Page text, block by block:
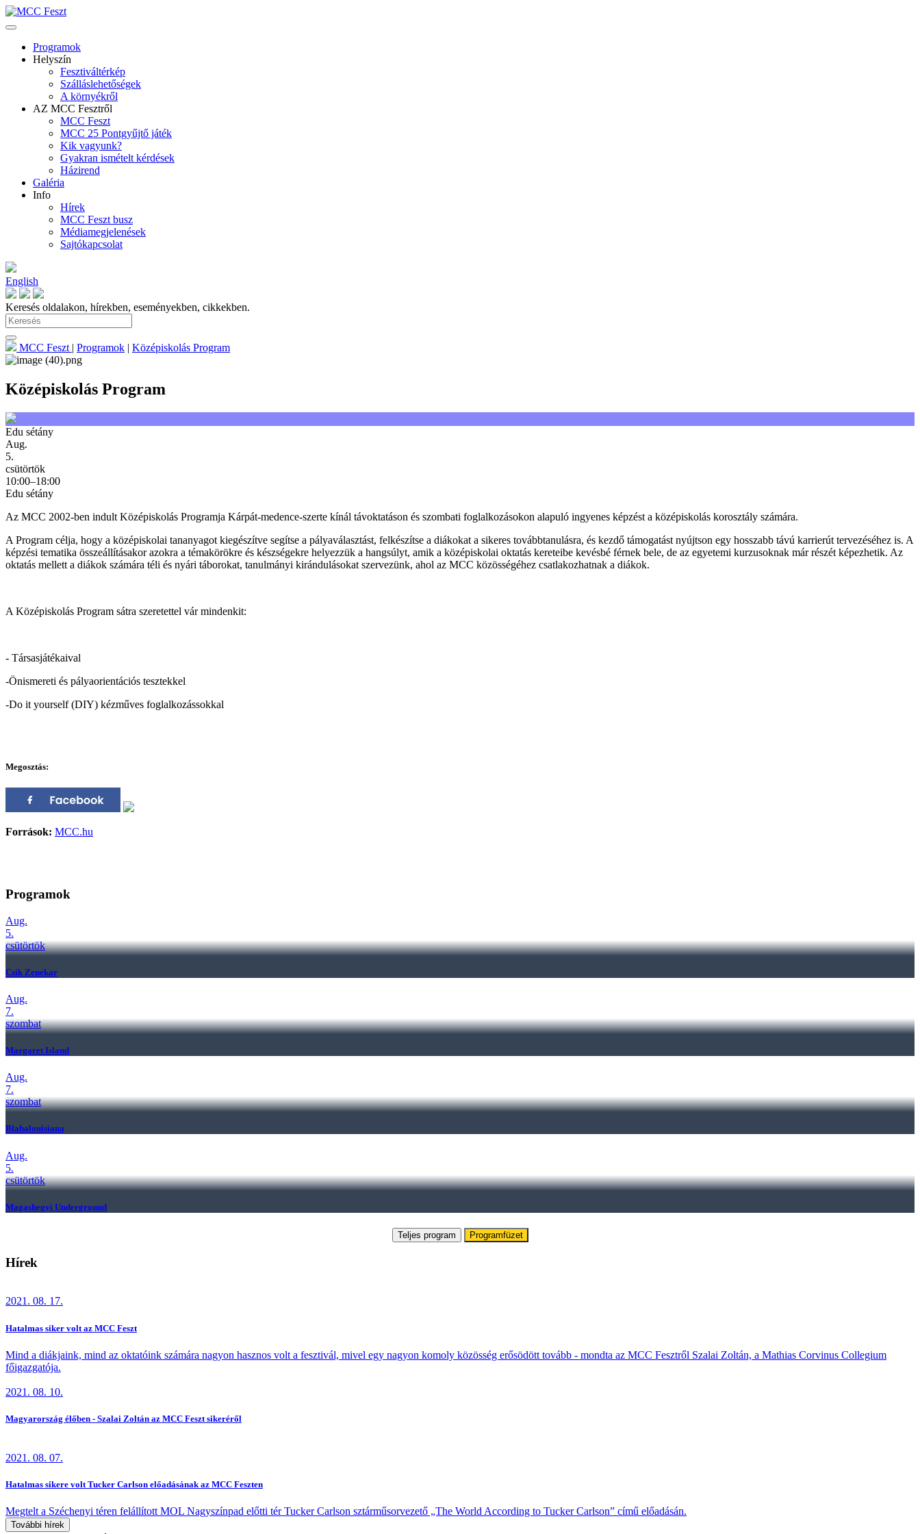
Programok
Helyszín
Fesztiváltérkép
Szálláslehetőségek
A környékről
AZ MCC Fesztről
MCC Feszt
MCC 25 Pontgyűjtő játék
Kik vagyunk?
Gyakran ismételt kérdések
Házirend
Galéria
Info
Hírek
MCC Feszt busz
Médiamegjelenések
Sajtókapcsolat
English
Keresés oldalakon, hírekben, eseményekben, cikkekben.
MCC Feszt | Programok | Középiskolás Program
Középiskolás Program
Edu sétány
Aug.
5.
csütörtök
10:00–18:00
Edu sétány
Az MCC 2002-ben indult Középiskolás Programja Kárpát-medence-szerte kínál távoktatáson és szombati foglalkozásokon alapuló ingyenes képzést a középiskolás korosztály számára.
A Program célja, hogy a középiskolai tananyagot kiegészítve segítse a pályaválasztást, felkészítse a diákokat a sikeres továbbtanulásra, és kezdő támogatást nyújtson egy hosszabb távú karrierút tervezéséhez is. A
képzési tematika összeállításakor azokra a témakörökre és készségekre helyezzük a hangsúlyt, amik a középiskolai oktatás kereteibe kevésbé férnek bele, de az egyetemi kurzusoknak már részét képezhetik. Az
oktatás mellett a diákok számára téli és nyári táborokat, tanulmányi kirándulásokat szervezünk, ahol az MCC közösségéhez csatlakozhatnak a diákok.
A Középiskolás Program sátra szeretettel vár mindenkit:
- Társasjátékaival
-Önismereti és pályaorientációs tesztekkel
-Do it yourself (DIY) kézműves foglalkozássokkal
Megosztás:
Források: MCC.hu
Programok
Aug.
5.
csütörtök
Csík Zenekar
Aug.
7.
szombat
Margaret Island
Aug.
7.
szombat
Blahalouisiana
Aug.
5.
csütörtök
Magashegyi Underground
Teljes program Programfüzet
Hírek
2021. 08. 17.
Hatalmas siker volt az MCC Feszt
Mind a diákjaink, mind az oktatóink számára nagyon hasznos volt a fesztivál, mivel egy nagyon komoly közösség erősödött tovább - mondta az MCC Fesztről Szalai Zoltán, a Mathias Corvinus Collegium
főigazgatója.
2021. 08. 10.
Magyarország élőben - Szalai Zoltán az MCC Feszt sikeréről
2021. 08. 07.
Hatalmas sikere volt Tucker Carlson előadásának az MCC Feszten
Megtelt a Széchenyi téren felállított MOL Nagyszínpad előtti tér Tucker Carlson sztárműsorvezető „The World According to Tucker Carlson” című előadásán.
További hírek